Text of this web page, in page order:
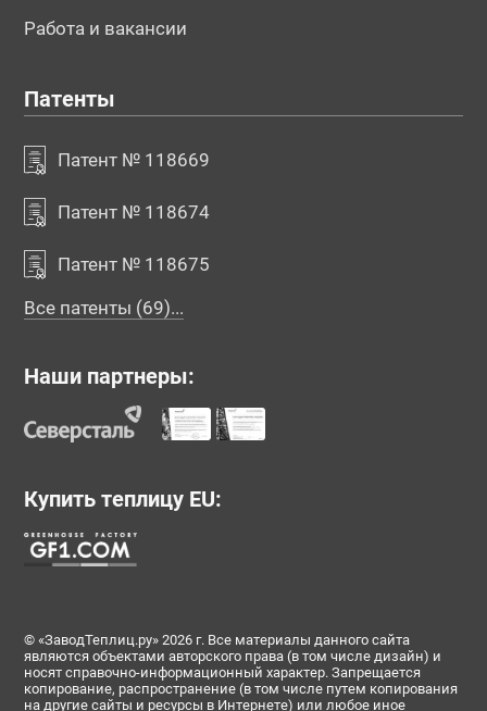
Работа и вакансии
Патенты
Патент № 118669
Патент № 118674
Патент № 118675
Все патенты (69)...
Наши партнеры:
Купить теплицу EU:
© «ЗаводТеплиц.ру» 2026 г. Все материалы данного сайта
являются объектами авторского права (в том числе дизайн) и
носят справочно-информационный характер. Запрещается
копирование, распространение (в том числе путем копирования
на другие сайты и ресурсы в Интернете) или любое иное